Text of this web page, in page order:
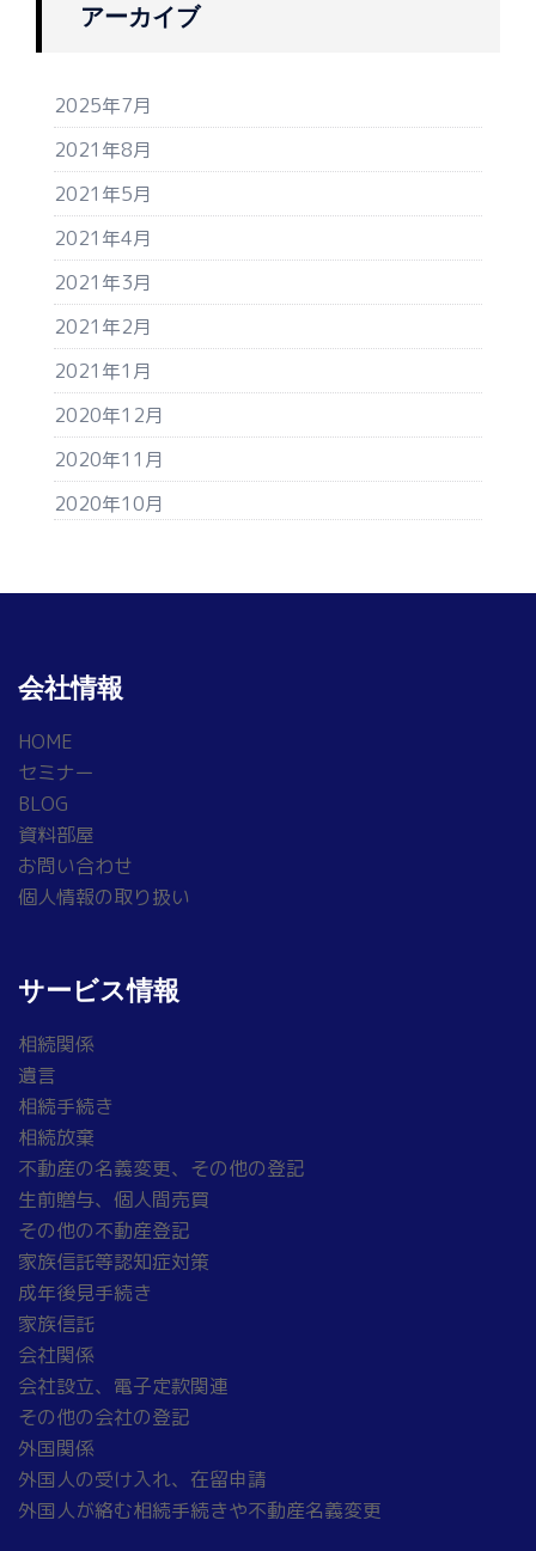
アーカイブ
2025年7月
2021年8月
2021年5月
2021年4月
2021年3月
2021年2月
2021年1月
2020年12月
2020年11月
2020年10月
会社情報
HOME
セミナー
BLOG
資料部屋
お問い合わせ
個人情報の取り扱い
サービス情報
相続関係
遺言
相続手続き
相続放棄
不動産の名義変更、その他の登記
生前贈与、個人間売買
その他の不動産登記
家族信託等認知症対策
成年後見手続き
家族信託
会社関係
会社設立、電子定款関連
その他の会社の登記
外国関係
外国人の受け入れ、在留申請
外国人が絡む相続手続きや不動産名義変更